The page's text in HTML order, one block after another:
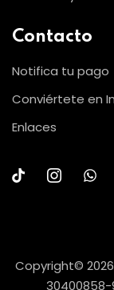
Contacto
Notifica tu pago
Conviértete en
Enlaces
Copyright© 2026